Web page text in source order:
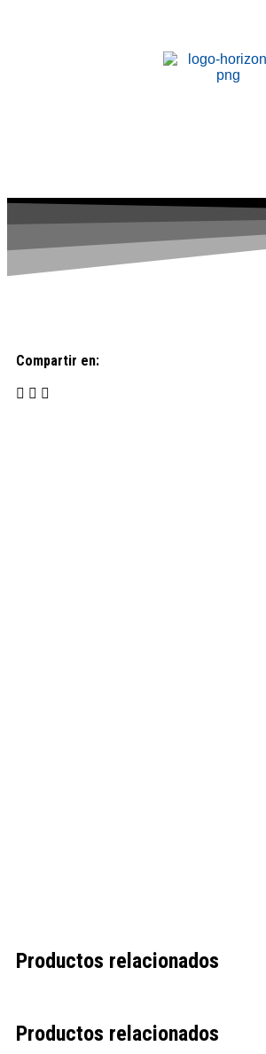
Compartir en:
Productos relacionados
Productos relacionados